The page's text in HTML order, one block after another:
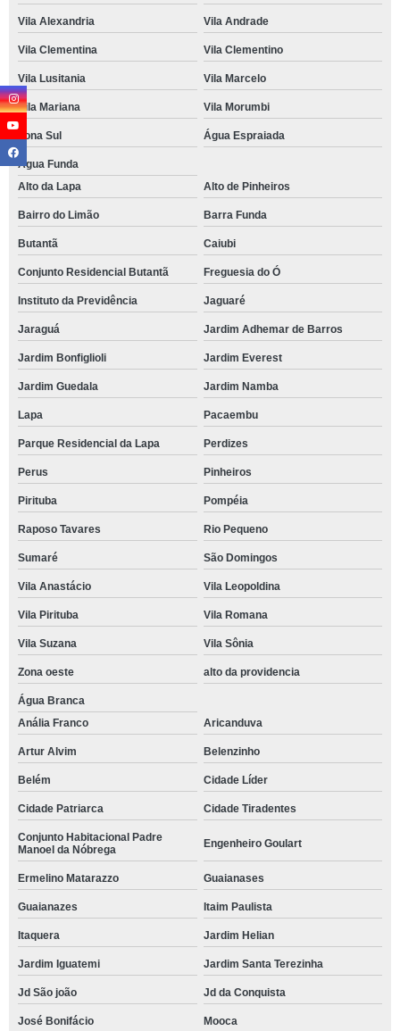
Vila Alexandria Vila Andrade
Vila Clementina Vila Clementino
Vila Lusitania Vila Marcelo
Vila Mariana Vila Morumbi
Zona Sul Água Espraiada
Água Funda
Alto da Lapa
Alto de Pinheiros
Bairro do Limão Barra Funda
Butantã Caiubi
Conjunto Residencial Butantã Freguesia do Ó
Instituto da Previdência Jaguaré
Jaraguá Jardim Adhemar de Barros
Jardim Bonfiglioli Jardim Everest
Jardim Guedala Jardim Namba
Lapa Pacaembu
Parque Residencial da Lapa Perdizes
Perus Pinheiros
Pirituba Pompéia
Raposo Tavares Rio Pequeno
Sumaré São Domingos
Vila Anastácio Vila Leopoldina
Vila Pirituba Vila Romana
Vila Suzana Vila Sônia
Zona oeste alto da providencia
Água Branca
Anália Franco
Aricanduva
Artur Alvim Belenzinho
Belém Cidade Líder
Cidade Patriarca Cidade Tiradentes
Conjunto Habitacional Padre
Manoel da Nóbrega
Engenheiro Goulart
Ermelino Matarazzo Guaianases
Guaianazes Itaim Paulista
Itaquera Jardim Helian
Jardim Iguatemi Jardim Santa Terezinha
Jd São joão Jd da Conquista
José Bonifácio Mooca